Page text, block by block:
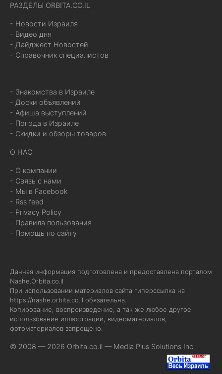
РАЗДЕЛЫ ORBITA.CO.IL
- Новости Израиля
- Видео дня
- Дайджест Новостей
- Справочник специалистов
- Знакомства в Израиле
- Доски объявлений
- Афиша выступлений
- Погода в Израиле
- Скидки и обзоры товаров
О НАС
- О компании
- Связь с нами
- Мы в Facebook
- Rss feed
- Privacy Policy
- Правила пользования
- Помощь по сайту
Данная информация подготовлена и предоставлена порталом
Nashe.Orbita.co.il
При использовании материалов сайта гиперссылка на
https://nashe.orbita.co.il обязательна.
Копирование, воспроизведение, а так же любое другое
использование иллюстраций, видеоматериалов,
фотоматериалов запрещено.
© 2008 — 2026 Orbita.co.il — Media Plus Solutions Inc